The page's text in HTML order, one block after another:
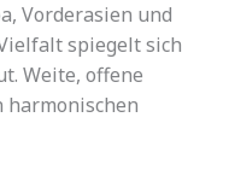
Vorderasien und
spiegelt sich
Weite, offene
harmonischen